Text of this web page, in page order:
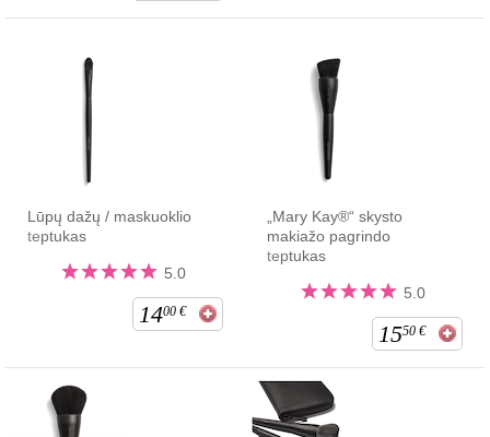
Lūpų dažų / maskuoklio
teptukas
5.0
1400 €
„Mary Kay®“ skysto
makiažo pagrindo
teptukas
5.0
1550 €